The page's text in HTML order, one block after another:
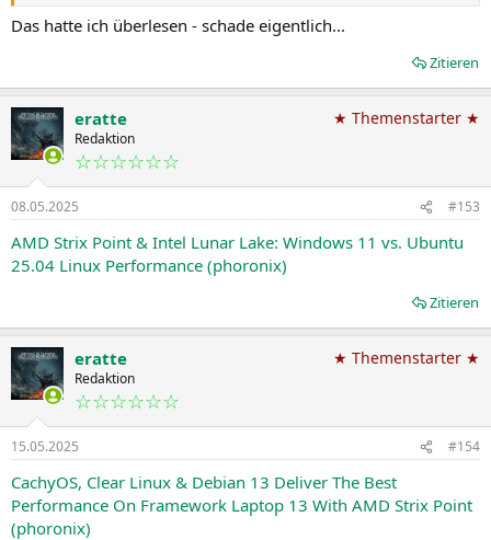
Das hatte ich überlesen - schade eigentlich...
Zitieren
eratte
Redaktion
☆☆☆☆☆☆
★ Themenstarter ★
08.05.2025 #153
AMD Strix Point & Intel Lunar Lake: Windows 11 vs. Ubuntu
25.04 Linux Performance (phoronix)
Zitieren
eratte
Redaktion
☆☆☆☆☆☆
★ Themenstarter ★
15.05.2025 #154
CachyOS, Clear Linux & Debian 13 Deliver The Best
Performance On Framework Laptop 13 With AMD Strix Point
(phoronix)